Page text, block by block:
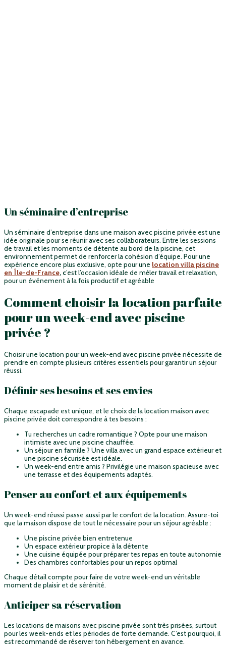
Un séminaire d’entreprise
Un séminaire d’entreprise dans une maison avec piscine privée est une
idée originale pour se réunir avec ses collaborateurs. Entre les sessions
de travail et les moments de détente au bord de la piscine, cet
environnement permet de renforcer la cohésion d’équipe. Pour une
expérience encore plus exclusive, opte pour une location villa piscine
en Île-de-France, c’est l’occasion idéale de mêler travail et relaxation,
pour un événement à la fois productif et agréable
Comment choisir la location parfaite
pour un week-end avec piscine
privée ?
Choisir une location pour un week-end avec piscine privée nécessite de
prendre en compte plusieurs critères essentiels pour garantir un séjour
réussi.
Définir ses besoins et ses envies
Chaque escapade est unique, et le choix de la location maison avec
piscine privée doit correspondre à tes besoins :
Tu recherches un cadre romantique ? Opte pour une maison
intimiste avec une piscine chauffée.
Un séjour en famille ? Une villa avec un grand espace extérieur et
une piscine sécurisée est idéale.
Un week-end entre amis ? Privilégie une maison spacieuse avec
une terrasse et des équipements adaptés.
Penser au confort et aux équipements
Un week-end réussi passe aussi par le confort de la location. Assure-toi
que la maison dispose de tout le nécessaire pour un séjour agréable :
Une piscine privée bien entretenue
Un espace extérieur propice à la détente
Une cuisine équipée pour préparer tes repas en toute autonomie
Des chambres confortables pour un repos optimal
Chaque détail compte pour faire de votre week-end un véritable
moment de plaisir et de sérénité.
Anticiper sa réservation
Les locations de maisons avec piscine privée sont très prisées, surtout
pour les week-ends et les périodes de forte demande. C’est pourquoi, il
est recommandé de réserver ton hébergement en avance.